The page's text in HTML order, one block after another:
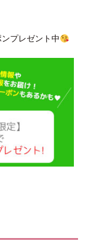
プレゼント中